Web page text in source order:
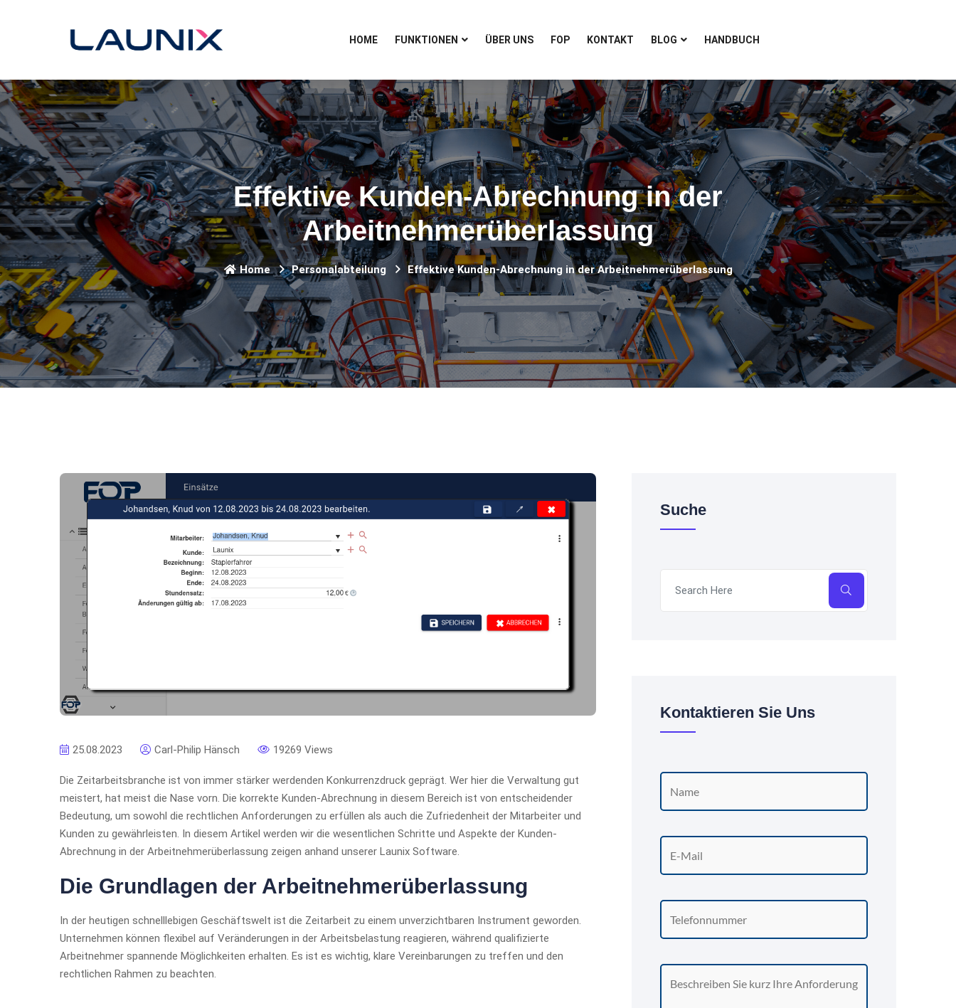
HOME FUNKTIONEN ÜBER UNS FOP KONTAKT BLOG HANDBUCH
Effektive Kunden-Abrechnung in der
Arbeitnehmerüberlassung
Home Personalabteilung Effektive Kunden-Abrechnung in der Arbeitnehmerüberlassung
25.08.2023 Carl-Philip Hänsch 19269 Views
Die Zeitarbeitsbranche ist von immer stärker werdenden Konkurrenzdruck geprägt. Wer hier die Verwaltung gut
meistert, hat meist die Nase vorn. Die korrekte Kunden-Abrechnung in diesem Bereich ist von entscheidender
Bedeutung, um sowohl die rechtlichen Anforderungen zu erfüllen als auch die Zufriedenheit der Mitarbeiter und
Kunden zu gewährleisten. In diesem Artikel werden wir die wesentlichen Schritte und Aspekte der Kunden-
Abrechnung in der Arbeitnehmerüberlassung zeigen anhand unserer Launix Software.
Die Grundlagen der Arbeitnehmerüberlassung
In der heutigen schnelllebigen Geschäftswelt ist die Zeitarbeit zu einem unverzichtbaren Instrument geworden.
Unternehmen können flexibel auf Veränderungen in der Arbeitsbelastung reagieren, während qualifizierte
Arbeitnehmer spannende Möglichkeiten erhalten. Es ist es wichtig, klare Vereinbarungen zu treffen und den
rechtlichen Rahmen zu beachten.
Suche
Kontaktieren Sie Uns